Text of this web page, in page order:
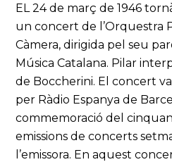
EL 24 de març de 1946
un concert de l’Orquestra
Càmera, dirigida pel seu
Música Catalana. Pilar
de Boccherini. El concert
per Ràdio Espanya de
commemoració del
emissions de concerts
l’emissora. En aquest